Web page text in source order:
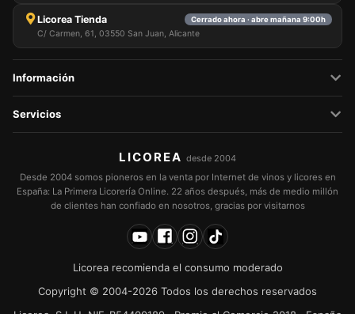
Licorea Tienda Cerrado ahora · abre mañana 9:00h
C/ Carmen, 61, 03550 San Juan, Alicante
Información
Servicios
LICOREA desde 2004
Desde 2004 somos pioneros en la venta por Internet de vinos y licores en
España: La Primera Licorería Online. 22 años después, más de medio millón
de clientes han confiado en nosotros, gracias por visitarnos
Licorea recomienda el consumo moderado
Copyright © 2004-2026 Todos los derechos reservados